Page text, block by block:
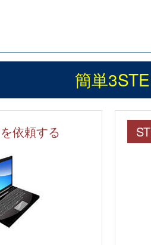
簡単
依頼する